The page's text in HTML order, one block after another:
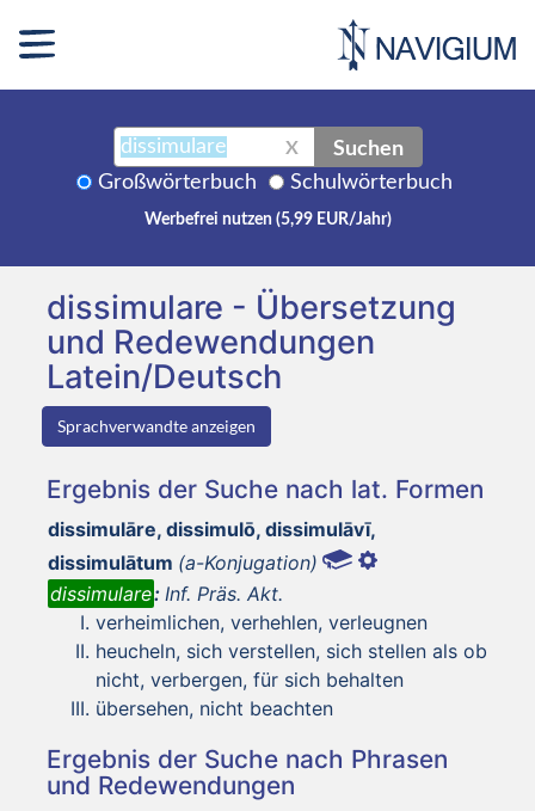
X Suchen
Großwörterbuch Schulwörterbuch
Werbefrei nutzen (5,99 EUR/Jahr)
dissimulare - Übersetzung
und Redewendungen
Latein/Deutsch
Sprachverwandte anzeigen
Ergebnis der Suche nach lat. Formen
dissimulāre, dissimulō, dissimulāvī,
dissimulātum (a-Konjugation)
dissimulare: Inf. Präs. Akt.
verheimlichen, verhehlen, verleugnen
heucheln, sich verstellen, sich stellen als ob
nicht, verbergen, für sich behalten
übersehen, nicht beachten
Ergebnis der Suche nach Phrasen
und Redewendungen